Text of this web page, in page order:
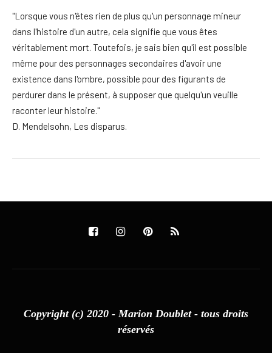
"Lorsque vous n'êtes rien de plus qu'un personnage mineur
dans l'histoire d'un autre, cela signifie que vous êtes
véritablement mort. Toutefois, je sais bien qu'il est possible
même pour des personnages secondaires d'avoir une
existence dans l'ombre, possible pour des figurants de
perdurer dans le présent, à supposer que quelqu'un veuille
raconter leur histoire."
D. Mendelsohn, Les disparus.
Copyright (c) 2020 - Marion Doublet - tous droits
réservés